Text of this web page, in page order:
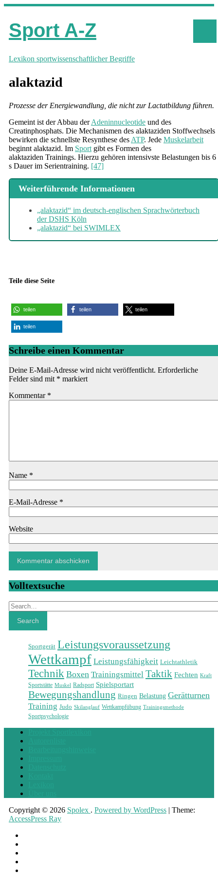
Sport A-Z
Lexikon sportwissenschaftlicher Begriffe
alaktazid
Prozesse der Energiewandlung, die nicht zur Lactatbildung führen.
Gemeint ist der Abbau derAdeninnucleotide und des
Creatinphosphats. Die Mechanismen des alaktaziden Stoffwechsels
bewirken die schnellste Resynthese des ATP. Jede Muskelarbeit
beginnt alaktazid. Im Sport gibt es Formen des
alaktaziden Trainings. Hierzu gehören intensivste Belastungen bis 6
s Dauer im Serientraining. [47]
Weiterführende Informationen
„alaktazid“ im deutsch-englischen Sprachwörterbuch
der DSHS Köln
„alaktazid“ bei SWIMLEX
Teile diese Seite
teilen teilen teilen
teilen
Schreibe einen Kommentar
Deine E-Mail-Adresse wird nicht veröffentlicht. Erforderliche
Felder sind mit * markiert
Kommentar *
Name *
E-Mail-Adresse *
Website
Volltextsuche
Search
Search
Sportgerät Leistungsvoraussetzung
Wettkampf Leistungsfähigkeit Leichtathletik
Technik Boxen Trainingsmittel Taktik Fechten Kraft
Sportstätte Muskel Radsport Spielsportart
Bewegungshandlung Ringen Belastung Gerätturnen
Training Judo Skilanglauf Wettkampfübung Trainingsmethode
Sportpsychologie
Copyright © 2026 Spolex . Powered by WordPress | Theme:
AccessPress Ray